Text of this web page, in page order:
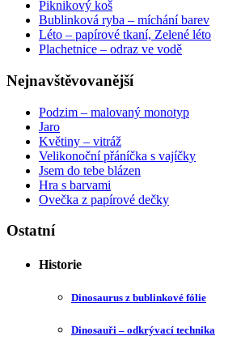
Piknikový koš
Bublinková ryba – míchání barev
Léto – papírové tkaní, Zelené léto
Plachetnice – odraz ve vodě
Nejnavštěvovanější
Podzim – malovaný monotyp
Jaro
Květiny – vitráž
Velikonoční přáníčka s vajíčky
Jsem do tebe blázen
Hra s barvami
Ovečka z papírové dečky
Ostatní
Historie
Dinosaurus z bublinkové fólie
Dinosauři – odkrývací technika